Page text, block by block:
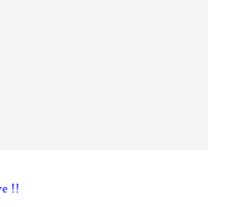
!!